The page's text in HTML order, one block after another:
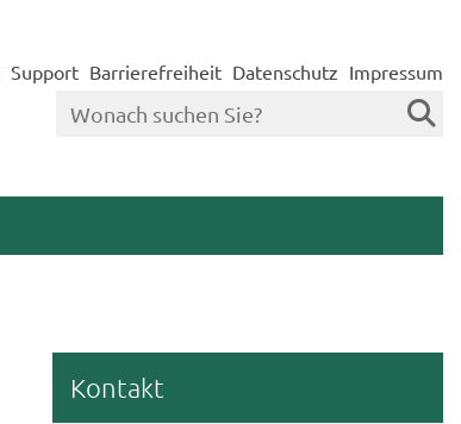
Support Barrierefreiheit Datenschutz Impressum
Kon­takt